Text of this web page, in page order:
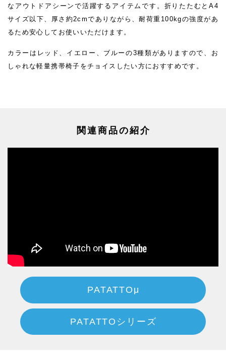
なアウトドアシーンで活躍するアイテムです。折りたたむとA4
サイズ以下、厚さ約2cmでありながら、耐荷重100kgの強度があ
るため安心してお使いいただけます。
カラーはレッド、イエロー、ブルーの3種類がありますので、お
しゃれな軽量携帯椅子をチョイスしたい方におすすめです。
関連商品の紹介
PATATTOμ
PATATTOシリーズ